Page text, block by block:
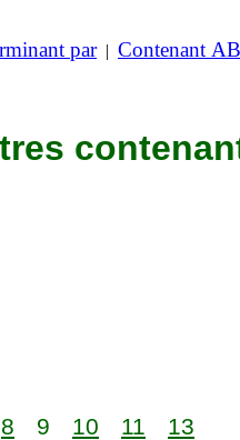
par| Contenant AB
8 9 10 11 13